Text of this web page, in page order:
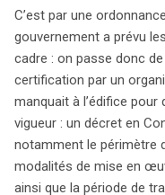
de données de santé
d’archivage
agrément. La
hébergeant des
soins ou de suivi
telles que la mise à
l’administration des
sauvegarde des
cadre de
C’est par une
gouvernement a prévu
cadre : on passe donc de
certification par un
manquait à l’édifice
vigueur : un décret en
notamment le périmètre
modalités de mise en
ainsi que la période de